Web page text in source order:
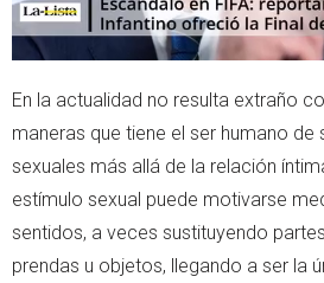
En la actualidad no resulta extraño
maneras que tiene el ser humano
sexuales más allá de la relación
estímulo sexual puede motivarse
sentidos, a veces sustituyendo
prendas u objetos, llegando a ser la